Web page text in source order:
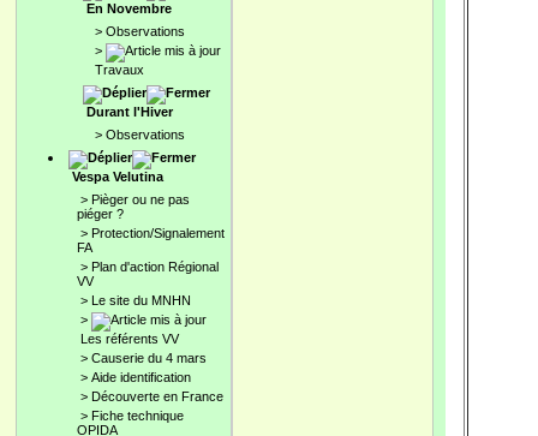
En Novembre
> Observations
>
Travaux
Durant l'Hiver
> Observations
Vespa Velutina
> Pièger ou ne pas
piéger ?
> Protection/Signalement
FA
> Plan d'action Régional
VV
> Le site du MNHN
>
Les référents VV
> Causerie du 4 mars
> Aide identification
> Découverte en France
> Fiche technique
OPIDA